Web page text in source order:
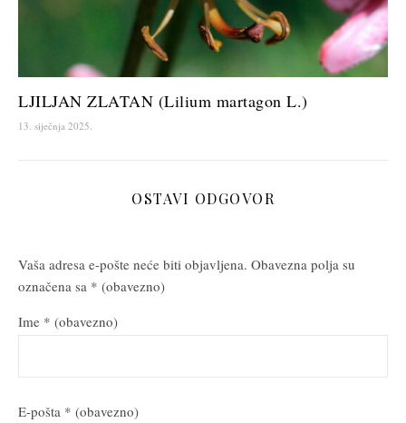
LJILJAN ZLATAN (Lilium martagon L.)
13. siječnja 2025.
OSTAVI ODGOVOR
Vaša adresa e-pošte neće biti objavljena. Obavezna polja su
označena sa * (obavezno)
Ime * (obavezno)
E-pošta * (obavezno)